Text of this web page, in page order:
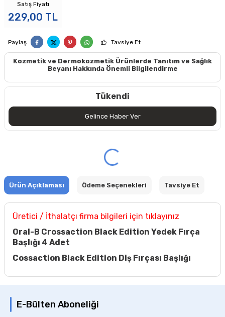
Satış Fiyatı
229,00 TL
Paylaş Tavsiye Et
Kozmetik ve Dermokozmetik Ürünlerde Tanıtım ve Sağlık
Beyanı Hakkında Önemli Bilgilendirme
Tükendi
Gelince Haber Ver
Ürün Açıklaması Ödeme Seçenekleri Tavsiye Et
Üretici / İthalatçı firma bilgileri için tıklayınız
Oral-B Crossaction Black Edition Yedek Fırça
Başlığı 4 Adet
Cossaction Black Edition Diş Fırçası Başlığı
E-Bülten Aboneliği